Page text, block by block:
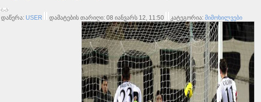
დაწერა: USER დამატების თარიღი: 08 იანვარს 12, 11:50 კატეგორია: მიმოხილვები